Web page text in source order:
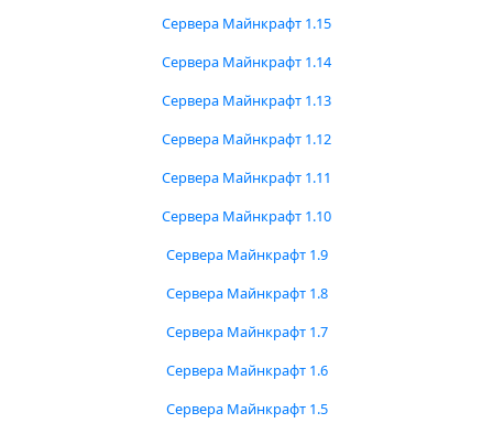
Сервера Майнкрафт 1.15
Сервера Майнкрафт 1.14
Сервера Майнкрафт 1.13
Сервера Майнкрафт 1.12
Сервера Майнкрафт 1.11
Сервера Майнкрафт 1.10
Сервера Майнкрафт 1.9
Сервера Майнкрафт 1.8
Сервера Майнкрафт 1.7
Сервера Майнкрафт 1.6
Сервера Майнкрафт 1.5